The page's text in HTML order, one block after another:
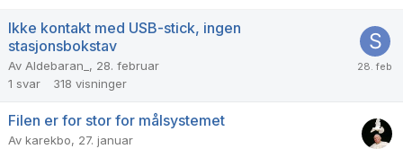
Ikke kontakt med USB-stick, ingen
stasjonsbokstav
Av Aldebaran_ , 28. februar
1 svar 318 visninger
Filen er for stor for målsystemet
Av karekbo, 27. januar